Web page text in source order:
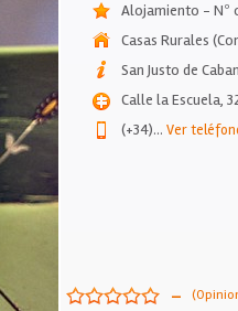
Alojamiento - Nº
Casas Rurales
San Justo de
Calle la Escuela,
(+34)... Ver
-